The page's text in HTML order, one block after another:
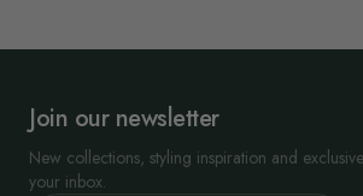
Join our newsletter
New collections, styling inspiration and
your inbox.